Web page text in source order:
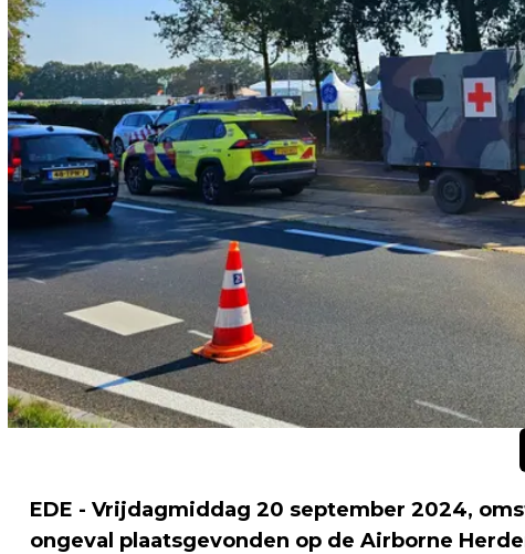
EDE - Vrijdagmiddag 20 september 2024,
ongeval plaatsgevonden op de Airborne